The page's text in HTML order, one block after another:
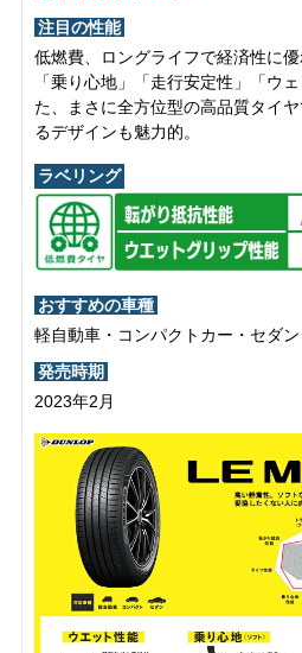
注目の性能
低燃費、ロングライフで経済性に優
「乗り心地」「走行安定性」「ウ
た、まさに全方位型の高品質タイ
るデザインも魅力的。
ラベリング
おすすめの車種
軽自動車・コンパクトカー・セダン
発売時期
2023年2月